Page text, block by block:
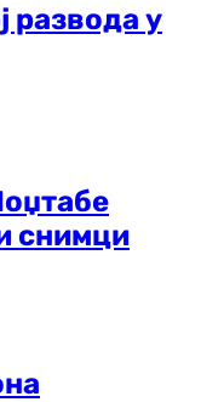
развода у
снимци